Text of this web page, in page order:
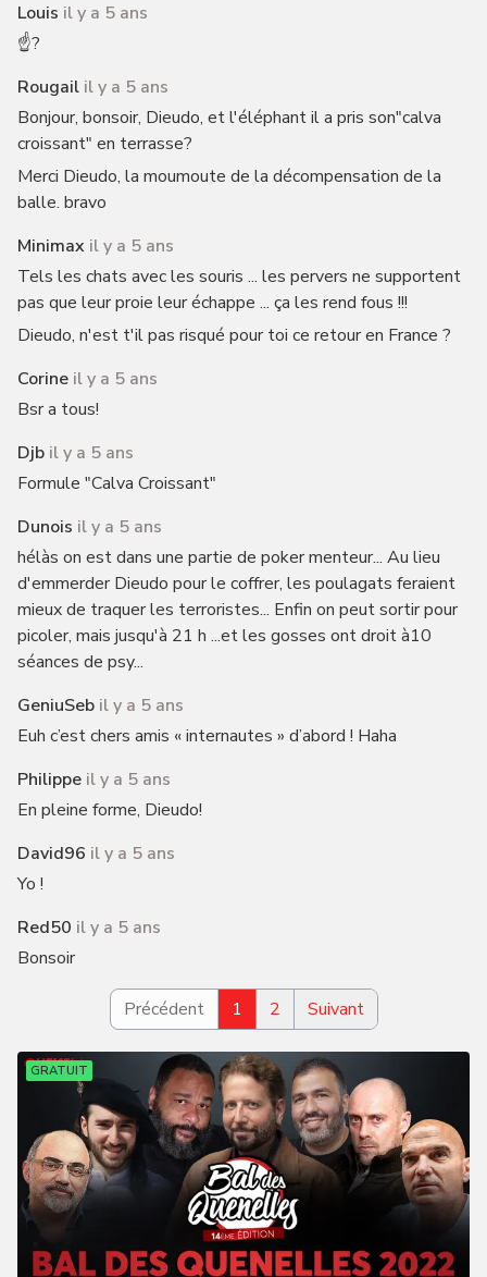
Louis il y a 5 ans
☝️?
Rougail il y a 5 ans
Bonjour, bonsoir, Dieudo, et l'éléphant il a pris son"calva
croissant" en terrasse?
Merci Dieudo, la moumoute de la décompensation de la
balle. bravo
Minimax il y a 5 ans
Tels les chats avec les souris ... les pervers ne supportent
pas que leur proie leur échappe ... ça les rend fous !!!
Dieudo, n'est t'il pas risqué pour toi ce retour en France ?
Corine il y a 5 ans
Bsr a tous!
Djb il y a 5 ans
Formule "Calva Croissant"
Dunois il y a 5 ans
hélàs on est dans une partie de poker menteur... Au lieu
d'emmerder Dieudo pour le coffrer, les poulagats feraient
mieux de traquer les terroristes... Enfin on peut sortir pour
picoler, mais jusqu'à 21 h ...et les gosses ont droit à10
séances de psy...
GeniuSeb il y a 5 ans
Euh c’est chers amis « internautes » d’abord ! Haha
Philippe il y a 5 ans
En pleine forme, Dieudo!
David96 il y a 5 ans
Yo !
Red50 il y a 5 ans
Bonsoir
Précédent 1 2 Suivant
GRATUIT